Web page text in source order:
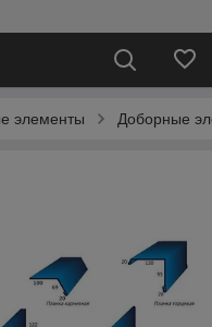
элементы Доборные